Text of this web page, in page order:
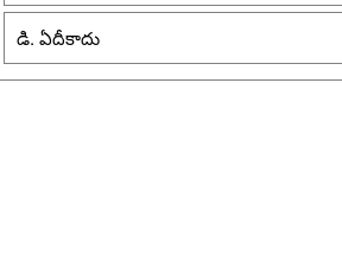
డి. ఏదీకాదు